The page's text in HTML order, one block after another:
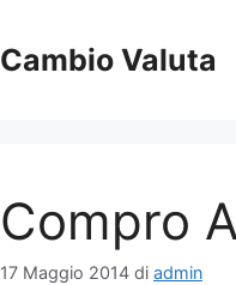
Cambio Valuta
Compro
17 Maggio 2014 di admin